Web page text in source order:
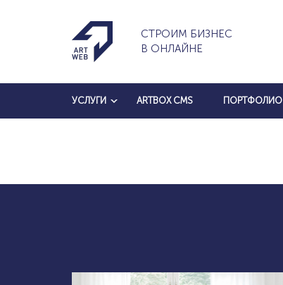
СТРОИМ БИЗНЕС
В ОНЛАЙНЕ
УСЛУГИ ARTBOX CMS ПОРТФОЛИО